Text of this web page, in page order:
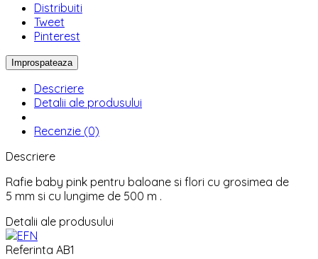
Distribuiti
Tweet
Pinterest
Descriere
Detalii ale produsului
Recenzie (0)
Descriere
Rafie baby pink pentru baloane si flori cu grosimea de
5 mm si cu lungime de 500 m .
Detalii ale produsului
Referinta AB1